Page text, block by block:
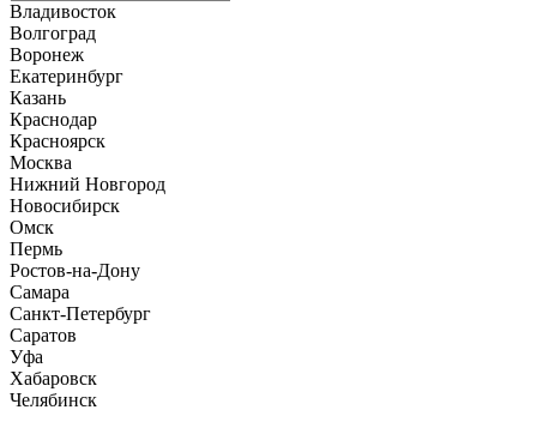
Владивосток
Волгоград
Воронеж
Екатеринбург
Казань
Краснодар
Красноярск
Москва
Нижний Новгород
Новосибирск
Омск
Пермь
Ростов-на-Дону
Самара
Санкт-Петербург
Саратов
Уфа
Хабаровск
Челябинск